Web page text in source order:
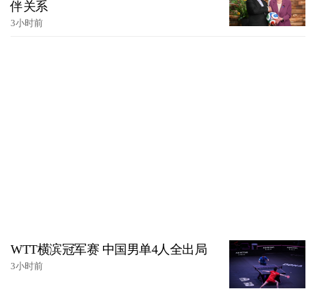
伴关系
3小时前
WTT横滨冠军赛 中国男单4人全出局
3小时前